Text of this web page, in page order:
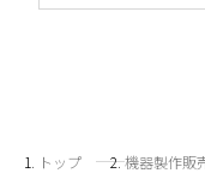
トップ 機器製作販